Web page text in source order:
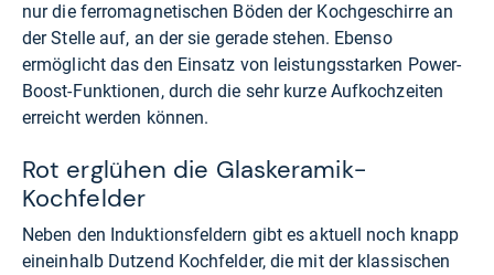
nur die ferromagnetischen Böden der Kochgeschirre an
der Stelle auf, an der sie gerade stehen. Ebenso
ermöglicht das den Einsatz von leistungsstarken Power-
Boost-Funktionen, durch die sehr kurze Aufkochzeiten
erreicht werden können.
Rot erglühen die Glaskeramik-
Kochfelder
Neben den Induktionsfeldern gibt es aktuell noch knapp
eineinhalb Dutzend Kochfelder, die mit der klassischen